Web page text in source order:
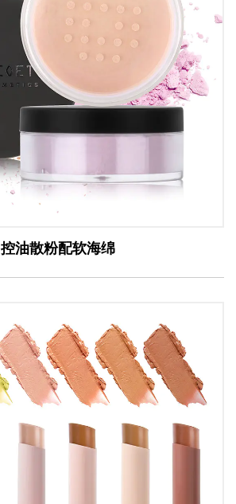
控油散粉配软海绵